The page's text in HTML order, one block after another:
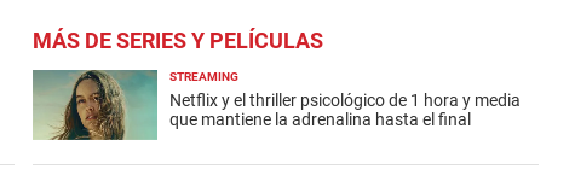
MÁS DE SERIES Y PELÍCULAS
STREAMING
Netflix y el thriller psicológico de 1 hora y media
que mantiene la adrenalina hasta el final